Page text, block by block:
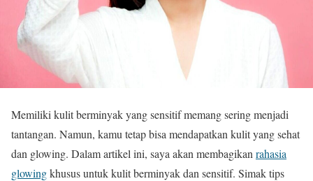
Memiliki kulit berminyak yang sensitif memang sering menjadi
tantangan. Namun, kamu tetap bisa mendapatkan kulit yang sehat
dan glowing. Dalam artikel ini, saya akan membagikan rahasia
glowingkhusus untuk kulit berminyak dan sensitif. Simak tips